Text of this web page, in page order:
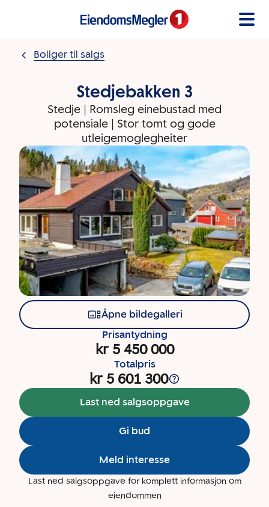
Boliger til salgs
Stedjebakken 3
Stedje | Romsleg einebustad med
potensiale | Stor tomt og gode
utleigemoglegheiter
Åpne bildegalleri
Prisantydning
kr 5 450 000
Totalpris
kr 5 601 300
Last ned salgsoppgave
Gi bud
Meld interesse
Last ned salgsoppgave for komplett informasjon om
eiendommen